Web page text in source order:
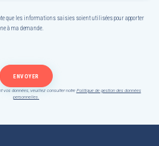
que les informations saisies soient utilisées pour apporter
à ma demande.
vos données, veuillez consulter notre Politique de gestion des données
personnelles.